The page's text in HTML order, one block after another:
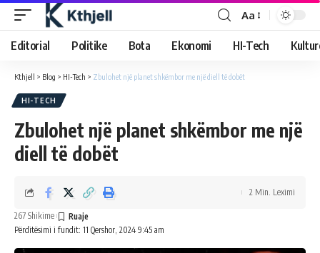
Aa
Editorial Politike Bota Ekonomi HI-Tech
Kthjell > Blog > HI-Tech > Zbulohet një planet shkëmbor me një diell të dobët
HI-TECH
Zbulohet një planet shkëmbor me një
diell të dobët
Përditësimi i fundit: 11 Qershor, 2024 9:45 am
267 Shikime
2 Min. Leximi